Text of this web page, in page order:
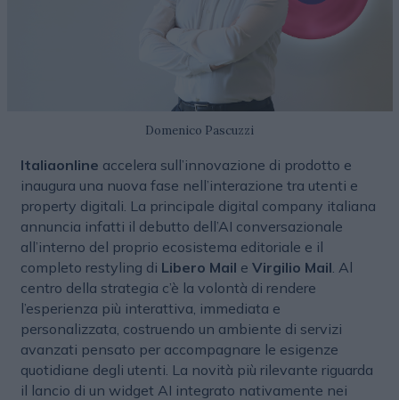
Domenico Pascuzzi
Italiaonline accelera sull’innovazione di prodotto e
inaugura una nuova fase nell’interazione tra utenti e
property digitali. La principale digital company italiana
annuncia infatti il debutto dell’AI conversazionale
all’interno del proprio ecosistema editoriale e il
completo restyling di Libero Mail e Virgilio Mail. Al
centro della strategia c’è la volontà di rendere
l’esperienza più interattiva, immediata e
personalizzata, costruendo un ambiente di servizi
avanzati pensato per accompagnare le esigenze
quotidiane degli utenti. La novità più rilevante riguarda
il lancio di un widget AI integrato nativamente nei